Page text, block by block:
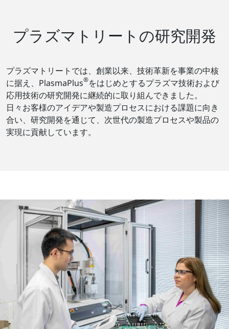
プラズマトリートの研究開発
プラズマトリートでは、創業以来、技術革新を事業の中核
に据え、PlasmaPlus®をはじめとするプラズマ技術および
応用技術の研究開発に継続的に取り組んできました。
日々お客様のアイデアや製造プロセスにおける課題に向き
合い、研究開発を通じて、次世代の製造プロセスや製品の
実現に貢献しています。